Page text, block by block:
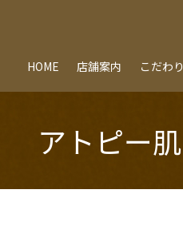
HOME 店舗案内 こだわり
アトピー肌